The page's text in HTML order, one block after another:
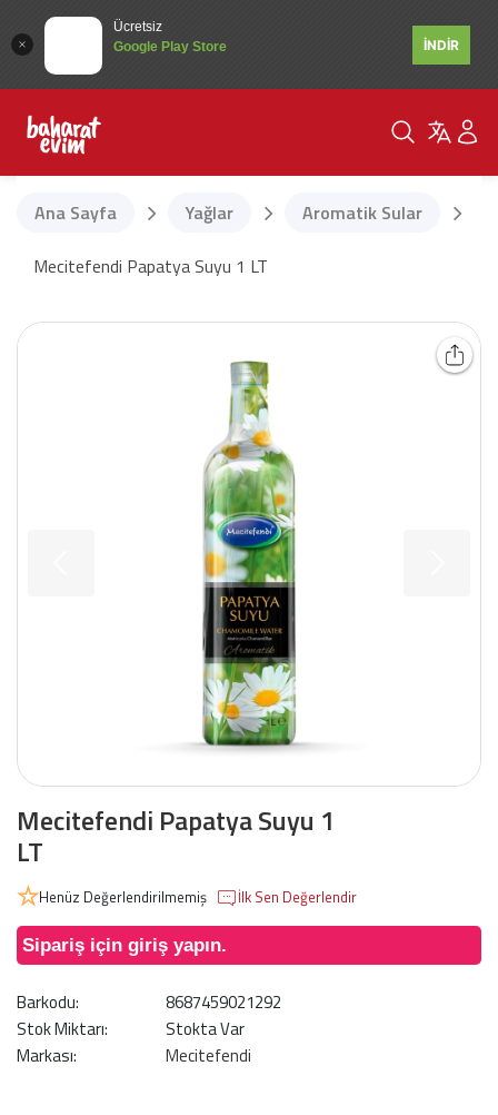
Ücretsiz
Google Play Store
İNDİR
Ana Sayfa Yağlar
Aromatik Sular
Mecitefendi Papatya Suyu 1 LT
Mecitefendi Papatya Suyu 1
LT
Henüz Değerlendirilmemiş İlk Sen Değerlendir
Sipariş için giriş yapın.
Barkodu:
8687459021292
Stok Miktarı:
Stokta Var
Markası:
Mecitefendi